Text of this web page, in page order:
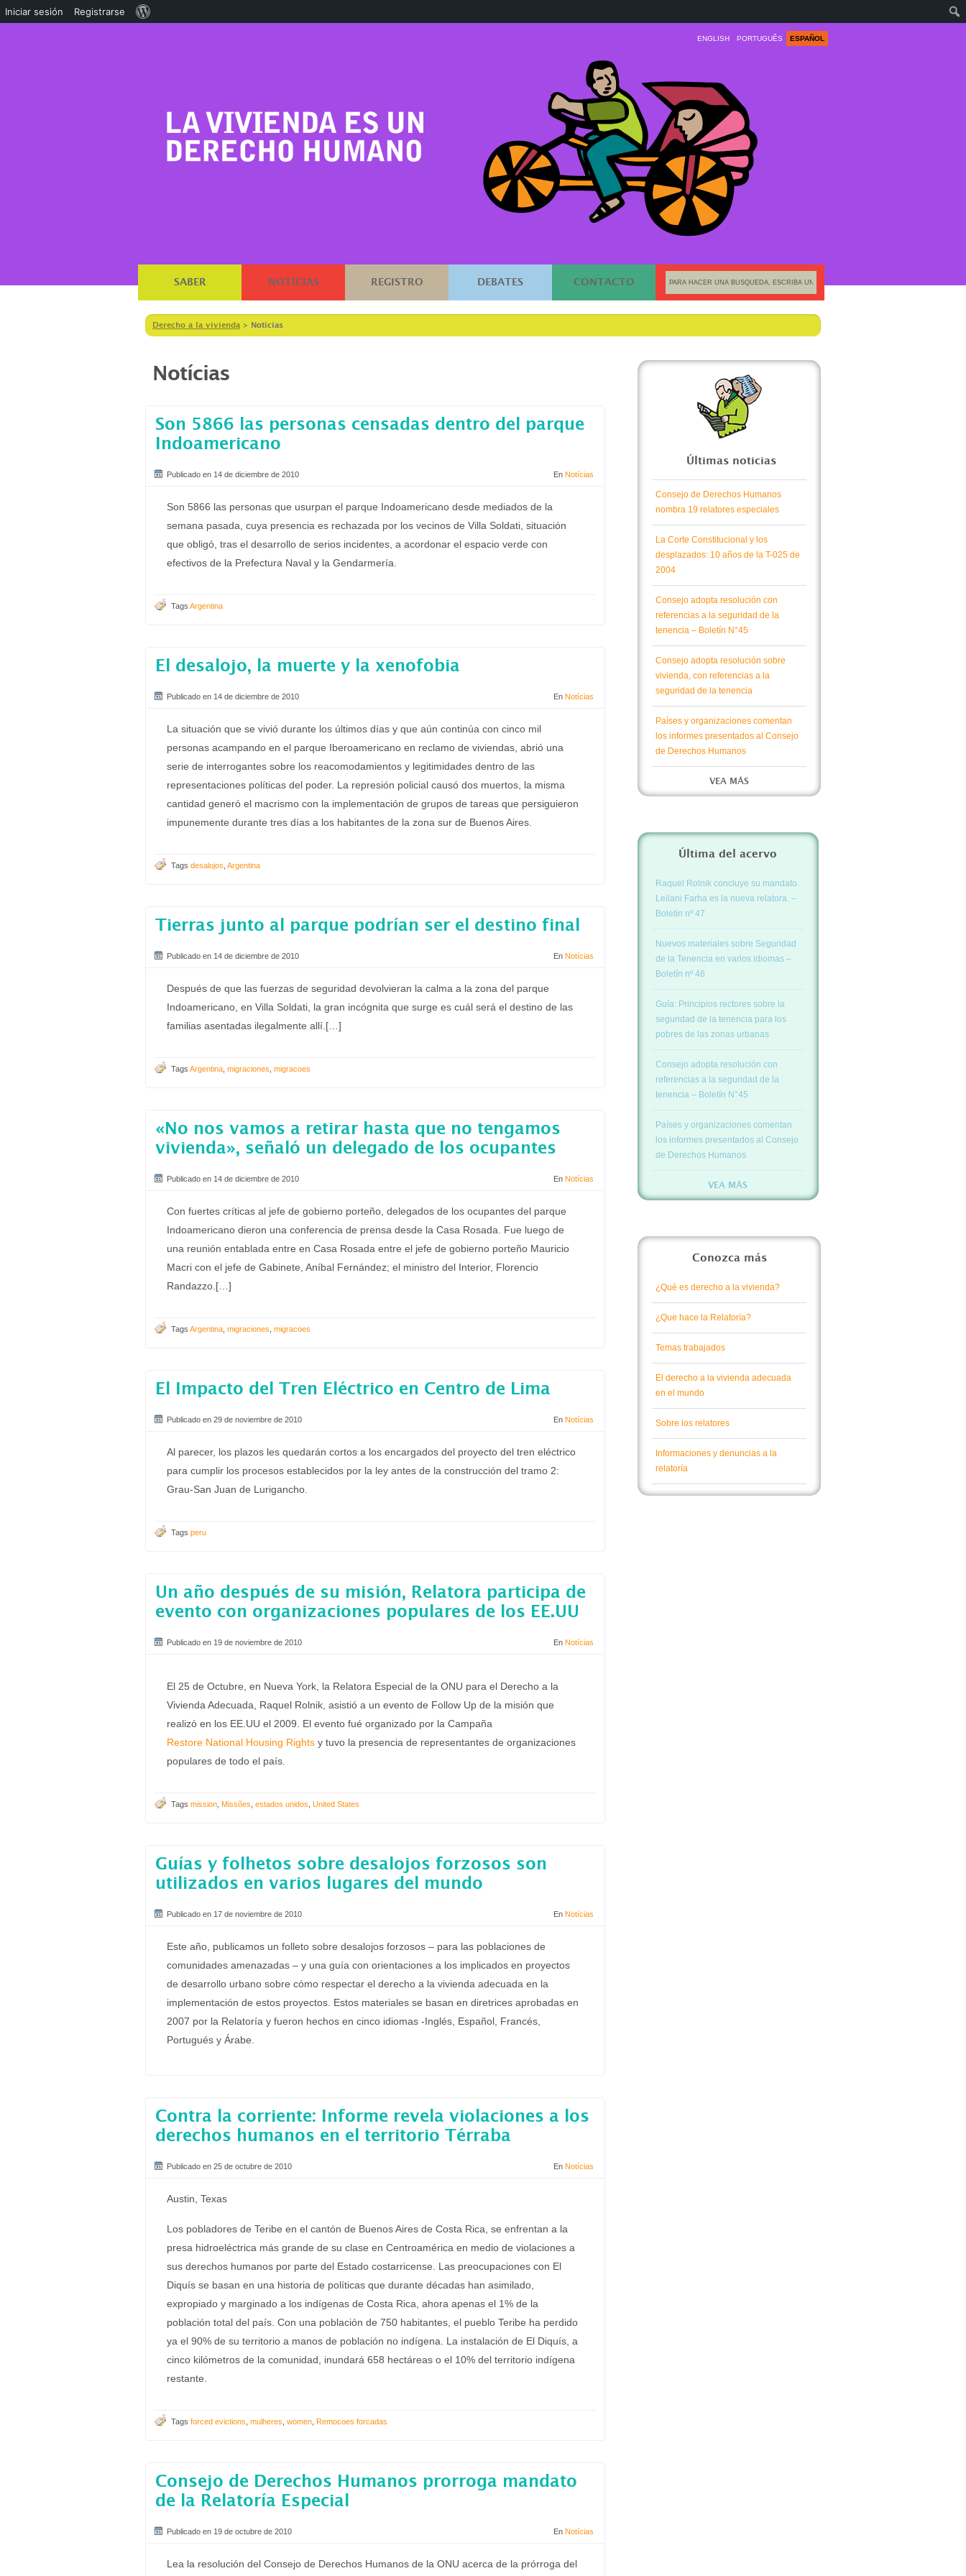
ENGLISH PORTUGUÊS ESPAÑOL
SABER NOTICIAS REGISTRO DEBATES CONTACTO
Derecho a la vivienda > Notícias
Notícias
Son 5866 las personas censadas dentro del parque
Indoamericano
Publicado en 14 de diciembre de 2010 En Notícias
Son 5866 las personas que usurpan el parque Indoamericano desde mediados de la
semana pasada, cuya presencia es rechazada por los vecinos de Villa Soldati, situación
que obligó, tras el desarrollo de serios incidentes, a acordonar el espacio verde con
efectivos de la Prefectura Naval y la Gendarmería.
Tags Argentina
El desalojo, la muerte y la xenofobia
Publicado en 14 de diciembre de 2010 En Notícias
La situación que se vivió durante los últimos días y que aún continúa con cinco mil
personas acampando en el parque Iberoamericano en reclamo de viviendas, abrió una
serie de interrogantes sobre los reacomodamientos y legitimidades dentro de las
representaciones políticas del poder. La represión policial causó dos muertos, la misma
cantidad generó el macrismo con la implementación de grupos de tareas que persiguieron
impunemente durante tres días a los habitantes de la zona sur de Buenos Aires.
Tags desalojos Argentina
Tierras junto al parque podrían ser el destino final
Publicado en 14 de diciembre de 2010 En Notícias
Después de que las fuerzas de seguridad devolvieran la calma a la zona del parque
Indoamericano, en Villa Soldati, la gran incógnita que surge es cuál será el destino de las
familias asentadas ilegalmente allí.[…]
Tags Argentina migraciones migracoes
«No nos vamos a retirar hasta que no tengamos
vivienda», señaló un delegado de los ocupantes
Publicado en 14 de diciembre de 2010 En Notícias
Con fuertes críticas al jefe de gobierno porteño, delegados de los ocupantes del parque
Indoamericano dieron una conferencia de prensa desde la Casa Rosada. Fue luego de
una reunión entablada entre en Casa Rosada entre el jefe de gobierno porteño Mauricio
Macri con el jefe de Gabinete, Aníbal Fernández; el ministro del Interior, Florencio
Randazzo.[…]
Tags Argentina migraciones migracoes
El Impacto del Tren Eléctrico en Centro de Lima
Publicado en 29 de noviembre de 2010 En Notícias
Al parecer, los plazos les quedarán cortos a los encargados del proyecto del tren eléctrico
para cumplir los procesos establecidos por la ley antes de la construcción del tramo 2:
Grau-San Juan de Lurigancho.
Tags peru
Un año después de su misión, Relatora participa de
evento con organizaciones populares de los EE.UU
Publicado en 19 de noviembre de 2010 En Notícias
El 25 de Octubre, en Nueva York, la Relatora Especial de la ONU para el Derecho a la
Vivienda Adecuada, Raquel Rolnik, asistió a un evento de Follow Up de la misión que
realizó en los EE.UU el 2009. El evento fué organizado por la Campaña
Restore National Housing Rights y tuvo la presencia de representantes de organizaciones
populares de todo el país.
Tags mission Missões estados unidos United States
Guías y folhetos sobre desalojos forzosos son
utilizados en varios lugares del mundo
Publicado en 17 de noviembre de 2010 En Notícias
Este año, publicamos un folleto sobre desalojos forzosos – para las poblaciones de
comunidades amenazadas – y una guía con orientaciones a los implicados en proyectos
de desarrollo urbano sobre cómo respectar el derecho a la vivienda adecuada en la
implementación de estos proyectos. Estos materiales se basan en diretrices aprobadas en
2007 por la Relatoría y fueron hechos en cinco idiomas -Inglés, Español, Francés,
Portugués y Árabe.
Contra la corriente: Informe revela violaciones a los
derechos humanos en el territorio Térraba
Publicado en 25 de octubre de 2010 En Notícias
Austin, Texas
Los pobladores de Teribe en el cantón de Buenos Aires de Costa Rica, se enfrentan a la
presa hidroeléctrica más grande de su clase en Centroamérica en medio de violaciones a
sus derechos humanos por parte del Estado costarricense. Las preocupaciones con El
Diquís se basan en una historia de políticas que durante décadas han asimilado,
expropiado y marginado a los indígenas de Costa Rica, ahora apenas el 1% de la
población total del país. Con una población de 750 habitantes, el pueblo Teribe ha perdido
ya el 90% de su territorio a manos de población no indígena. La instalación de El Diquís, a
cinco kilómetros de la comunidad, inundará 658 hectáreas o el 10% del territorio indígena
restante.
Tags forced evictions mulheres women Remocoes forcadas
Consejo de Derechos Humanos prorroga mandato
de la Relatoría Especial
Publicado en 19 de octubre de 2010 En Notícias
Lea la resolución del Consejo de Derechos Humanos de la ONU acerca de la prórroga del
Últimas noticias
Consejo de Derechos Humanos
nombra 19 relatores especiales
La Corte Constitucional y los
desplazados: 10 años de la T-025 de
2004
Consejo adopta resolución con
referencias a la seguridad de la
tenencia – Boletín N°45
Consejo adopta resolución sobre
vivienda, con referencias a la
seguridad de la tenencia
Países y organizaciones comentan
los informes presentados al Consejo
de Derechos Humanos
VEA MÁS
Última del acervo
Raquel Rolnik concluye su mandato.
Leilani Farha es la nueva relatora. –
Boletín nº 47
Nuevos materiales sobre Seguridad
de la Tenencia en varios idiomas –
Boletín nº 46
Guía: Principios rectores sobre la
seguridad de la tenencia para los
pobres de las zonas urbanas
Consejo adopta resolución con
referencias a la seguridad de la
tenencia – Boletín N°45
Países y organizaciones comentan
los informes presentados al Consejo
de Derechos Humanos
VEA MÁS
Conozca más
¿Qué es derecho a la vivienda?
¿Que hace la Relatoría?
Temas trabajados
El derecho a la vivienda adecuada
en el mundo
Sobre los relatores
Informaciones y denuncias a la
relatoría
Iniciar sesión Registrarse